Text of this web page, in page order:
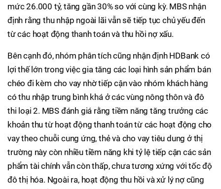
mức 26.000 tỷ, tăng gần 30% so với cùng kỳ. MBS nhận
định rằng thu nhập ngoài lãi vẫn sẽ tiếp tục chủ yếu đến
từ các hoạt động thanh toán và thu hồi nợ xấu.
Bên cạnh đó, nhóm phân tích cũng nhận định HDBank có
lợi thế lớn trong việc gia tăng các loại hình sản phẩm bán
chéo đi kèm cho vay nhờ tiếp cận vào nhóm khách hàng
có thu nhập trung bình khá ở các vùng nông thôn và đô
thi loại 2. MBS đánh giá rằng tiềm năng tăng trưởng các
khoản thu từ hoạt động thanh toán từ các hoạt động cho
vay theo chuỗi cung ứng, thẻ và cho vay tiêu dung ở thị
trường này còn nhiều tiềm năng khi tỷ lệ tiếp cận các sản
phẩm tài chính vẫn còn thấp, chưa tương xứng với tốc độ
đô thị hóa. Ngoài ra, hoạt động thu hồi và xử lý nợ cũng